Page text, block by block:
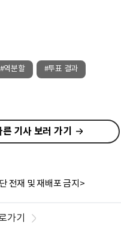
#역분할 #투표 결과
기사 보러 가기
전재 및 재배포 금지>
가기